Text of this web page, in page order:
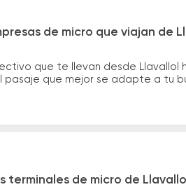
de micro que viajan de
que te llevan desde Llavallol
pasaje que mejor se adapte a tu
terminales de micro de